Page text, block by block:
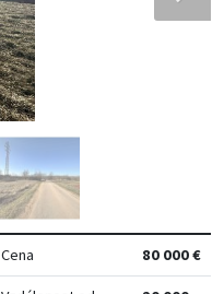
Cena 80 000 €